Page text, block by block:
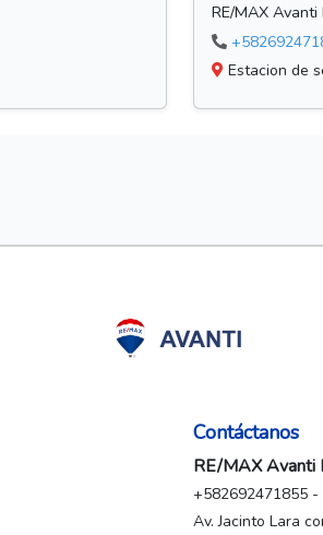
RE/MAX Avanti
Estacion de
Contáctanos
RE/MAX Avanti
+582692471855 -
Av. Jacinto Lara